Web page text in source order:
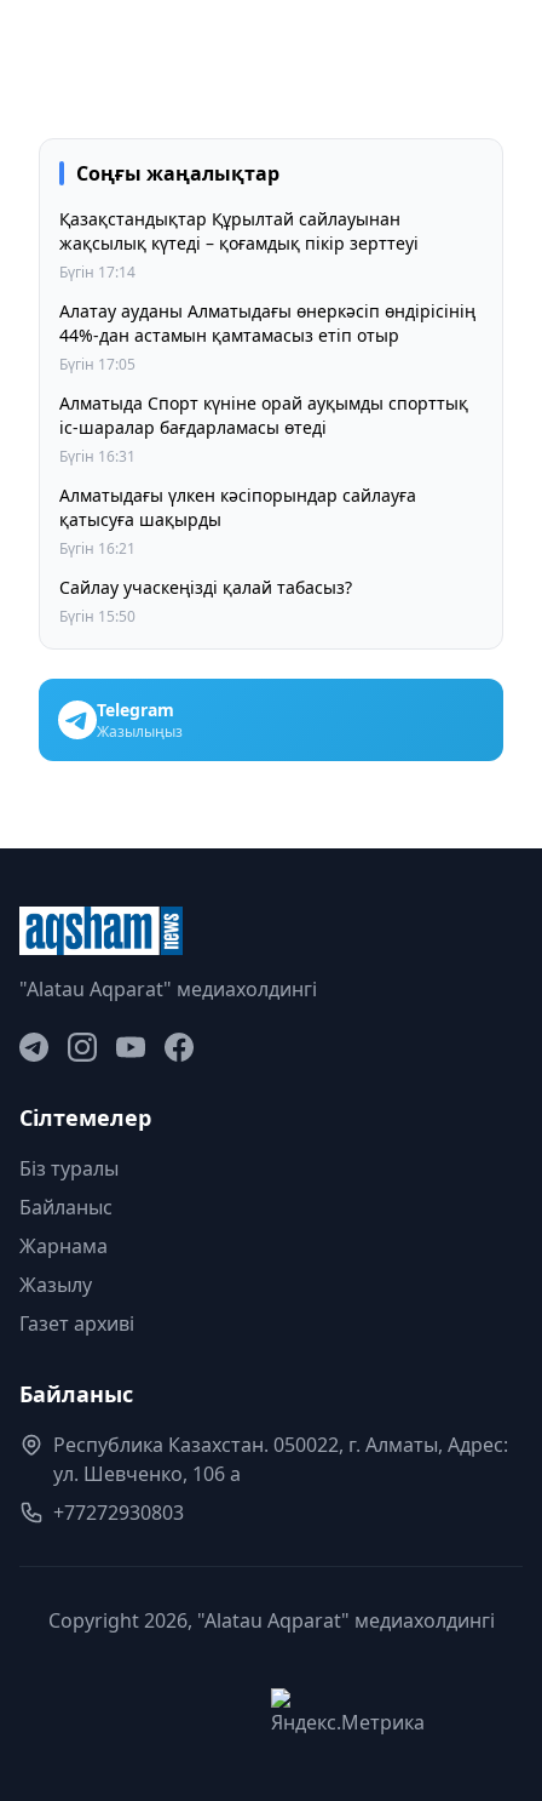
Соңғы жаңалықтар
Қазақстандықтар Құрылтай сайлауынан
жақсылық күтеді – қоғамдық пікір зерттеуі
Бүгін 17:14
Алатау ауданы Алматыдағы өнеркәсіп өндірісінің
44%-дан астамын қамтамасыз етіп отыр
Бүгін 17:05
Алматыда Спорт күніне орай ауқымды спорттық
іс-шаралар бағдарламасы өтеді
Бүгін 16:31
Алматыдағы үлкен кәсіпорындар сайлауға
қатысуға шақырды
Бүгін 16:21
Сайлау учаскеңізді қалай табасыз?
Бүгін 15:50
Telegram
Жазылыңыз
"Alatau Aqparat" медиахолдингі
Сілтемелер
Біз туралы
Байланыс
Жарнама
Жазылу
Газет архиві
Байланыс
Республика Казахстан. 050022, г. Алматы, Адрес:
ул. Шевченко, 106 а
+77272930803
Copyright 2026, "Alatau Aqparat" медиахолдингі